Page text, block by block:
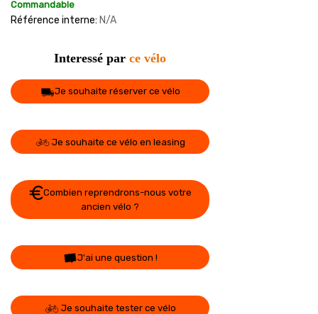
Commandable
Référence interne: N/A
Interessé par ce vélo
Je souhaite réserver ce vélo
Je souhaite ce vélo en leasing
Combien reprendrons-nous votre
ancien vélo ?
J'ai une question !
Je souhaite tester ce vélo